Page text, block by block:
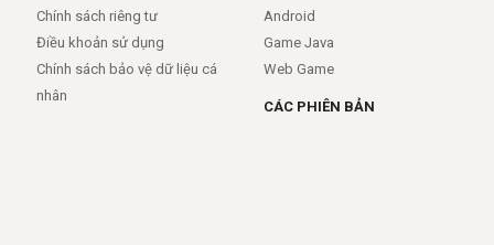
Chính sách riêng tư
Điều khoản sử dụng
Chính sách bảo vệ dữ liệu cá
nhân
Android
Game Java
Web Game
CÁC PHIÊN BẢN